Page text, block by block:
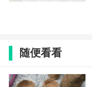
随便看看